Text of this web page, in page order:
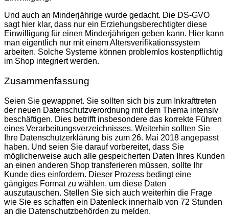
Und auch an Minderjährige wurde gedacht. Die DS-GVO
sagt hier klar, dass nur ein Erziehungsberechtigter diese
Einwilligung für einen Minderjährigen geben kann. Hier kann
man eigentlich nur mit einem Altersverifikationssystem
arbeiten. Solche Systeme können problemlos kostenpflichtig
im Shop integriert werden.
Zusammenfassung
Seien Sie gewappnet. Sie sollten sich bis zum Inkrafttreten
der neuen Datenschutzverordnung mit dem Thema intensiv
beschäftigen. Dies betrifft insbesondere das korrekte Führen
eines Verarbeitungsverzeichnisses. Weiterhin sollten Sie
Ihre Datenschutzerklärung bis zum 26. Mai 2018 angepasst
haben. Und seien Sie darauf vorbereitet, dass Sie
möglicherweise auch alle gespeicherten Daten Ihres Kunden
an einen anderen Shop transferieren müssen, sollte Ihr
Kunde dies einfordern. Dieser Prozess bedingt eine
gängiges Format zu wählen, um diese Daten
auszutauschen. Stellen Sie sich auch weiterhin die Frage
wie Sie es schaffen ein Datenleck innerhalb von 72 Stunden
an die Datenschutzbehörden zu melden.